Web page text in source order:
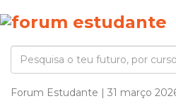
Forum Estudante | 31 março